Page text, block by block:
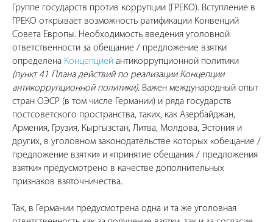
Группе государств против коррупции (ГРЕКО). Вступление в
ГРЕКО открывает возможность ратификации Конвенций
Совета Европы. Необходимость введения уголовной
ответственности за обещание / предложение взятки
определена Концепцией антикоррупционной политики
(пункт 41 Плана действий по реализации Концепции
антикоррупционной политики). Важен международный опыт
стран ОЭСР (в том числе Германии) и ряда государств
постсоветского пространства, таких, как Азербайджан,
Армения, Грузия, Кыргызстан, Литва, Молдова, Эстония и
других, в уголовном законодательстве которых «обещание /
предложение взятки» и «принятие обещания / предложения
взятки» предусмотрено в качестве дополнительных
признаков взяточничества.
Так, в Германии предусмотрена одна и та же уголовная